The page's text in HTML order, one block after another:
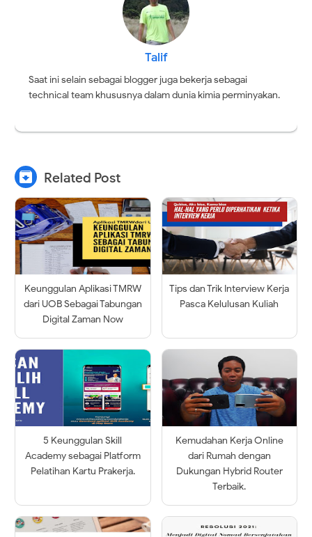
Talif
Saat ini selain sebagai blogger juga bekerja sebagai
technical team khususnya dalam dunia kimia perminyakan.
 Related Post
Keunggulan Aplikasi TMRW
dari UOB Sebagai Tabungan
Digital Zaman Now
Tips dan Trik Interview Kerja
Pasca Kelulusan Kuliah
5 Keunggulan Skill
Academy sebagai Platform
Pelatihan Kartu Prakerja.
Kemudahan Kerja Online
dari Rumah dengan
Dukungan Hybrid Router
Terbaik.